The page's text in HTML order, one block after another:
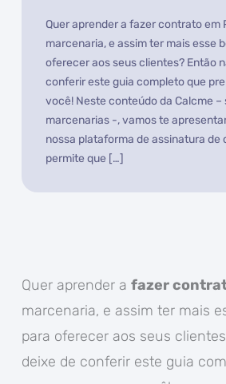
Quer aprender a fazer contrato em
marcenaria, e assim ter mais esse
oferecer aos seus clientes? Então
conferir este guia completo que
você! Neste conteúdo da Calcme –
marcenarias -, vamos te
nossa plataforma de assinatura de
permite que […]
Quer aprender a fazer
marcenaria, e assim ter mais
para oferecer aos seus
deixe de conferir este guia